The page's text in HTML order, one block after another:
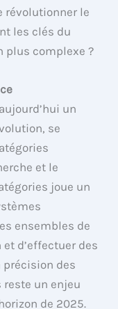
révolutionner le
les clés du
plus complexe ?
un
se
et le
joue un
ensembles de
d’effectuer des
précision des
reste un enjeu
de 2025.